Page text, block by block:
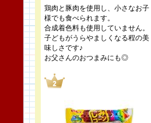
鶏肉と豚肉を使用し、小さなお子
様でも食べられます。
合成着色料も使用していません。
子どもがうらやましくなる程の美
味しさです♪
お父さんのおつまみにも◎